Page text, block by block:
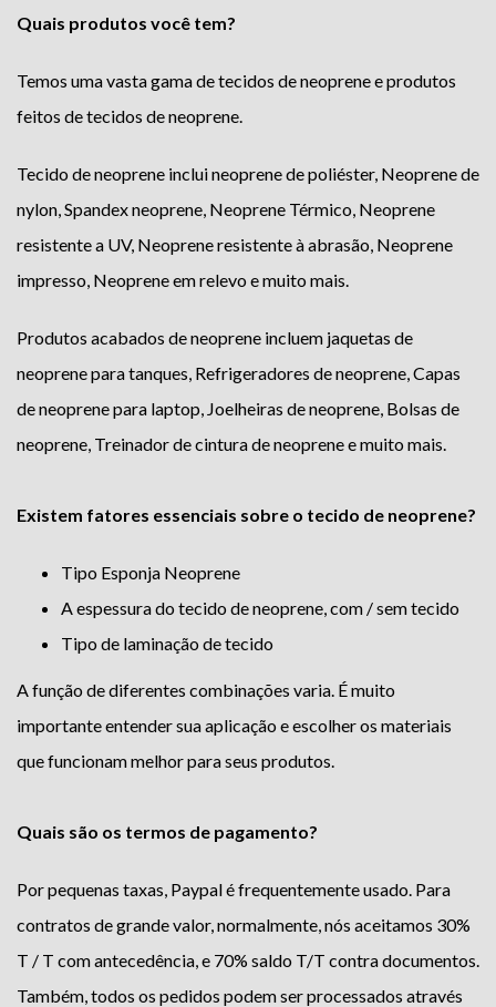
Quais produtos você tem?
Temos uma vasta gama de tecidos de neoprene e produtos
feitos de tecidos de neoprene.
Tecido de neoprene inclui neoprene de poliéster, Neoprene de
nylon, Spandex neoprene, Neoprene Térmico, Neoprene
resistente a UV, Neoprene resistente à abrasão, Neoprene
impresso, Neoprene em relevo e muito mais.
Produtos acabados de neoprene incluem jaquetas de
neoprene para tanques, Refrigeradores de neoprene, Capas
de neoprene para laptop, Joelheiras de neoprene, Bolsas de
neoprene, Treinador de cintura de neoprene e muito mais.
Existem fatores essenciais sobre o tecido de neoprene?
Tipo Esponja Neoprene
A espessura do tecido de neoprene, com / sem tecido
Tipo de laminação de tecido
A função de diferentes combinações varia. É muito
importante entender sua aplicação e escolher os materiais
que funcionam melhor para seus produtos.
Quais são os termos de pagamento?
Por pequenas taxas, Paypal é frequentemente usado. Para
contratos de grande valor, normalmente, nós aceitamos 30%
T / T com antecedência, e 70% saldo T/T contra documentos.
Também, todos os pedidos podem ser processados ​​através